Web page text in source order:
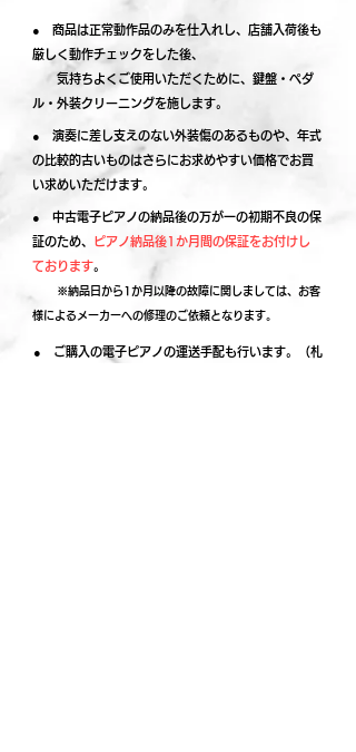
​● 商品は正常動作品のみを仕入れし、店舗入荷後も
厳しく動作チェックをした後、
気持ちよくご使用いただくために、鍵盤・ペダ
ル・外装クリーニングを施します。
● 演奏に差し支えのない外装傷のあるものや、年式
の比較的古いものはさらにお求めやすい価格でお買
い求めいただけます。
● 中古電子ピアノの納品後の万が一の初期不良の保
証のため、
ピアノ納品後1か月間の保証をお付けし
ております。
※納品日から1か月以降の故障に関しましては、お客
様によるメーカーへの修理のご依頼となります。
​● ご購入の電子ピアノの運送手配も行います。
（札